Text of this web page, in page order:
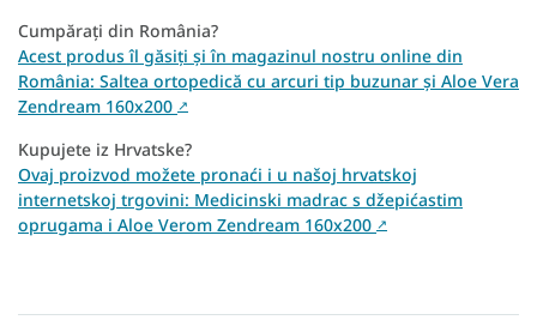
Cumpărați din România?
Acest produs îl găsiți și în magazinul nostru online din
România: Saltea ortopedică cu arcuri tip buzunar și Aloe Vera
Zendream 160x200 ↗
Kupujete iz Hrvatske?
Ovaj proizvod možete pronaći i u našoj hrvatskoj
internetskoj trgovini: Medicinski madrac s džepićastim
oprugama i Aloe Verom Zendream 160x200 ↗